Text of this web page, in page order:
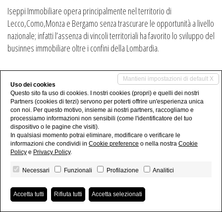
Iseppi Immobiliare opera principalmente nel territorio di
Lecco,Como,Monza e Bergamo senza trascurare le opportunità a livello
nazionale; infatti l’assenza di vincoli territoriali ha favorito lo sviluppo del
businnes immobiliare oltre i confini della Lombardia.
Iseppi Immobiliare D.I. • P.IVA 03491650135
Privacy Policy-Revoca consensi- Powered byMiogest.com
Mantieni impostazioni di default X
Uso dei cookies
Questo sito fa uso di cookies. I nostri cookies (propri) e quelli dei nostri
Partners (cookies di terzi) servono per poterti offrire un'esperienza unica
con noi. Per questo motivo, insieme ai nostri partners, raccogliamo e
processiamo informazioni non sensibili (come l'identificatore del tuo
dispositivo o le pagine che visiti).
In qualsiasi momento potrai eliminare, modificare o verificare le
informazioni che condividi in Cookie preference o nella nostra Cookie
Policy e Privacy Policy.
Necessari Funzionali Profilazione Analitici
Accetta tutti Rifiuta tutti Accetta selezionati